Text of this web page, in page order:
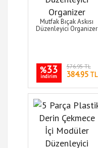
Mutfak Bıçak Askısı
Düzenleyici Organizer
%33
indirim
576.95 TL
384.95TL